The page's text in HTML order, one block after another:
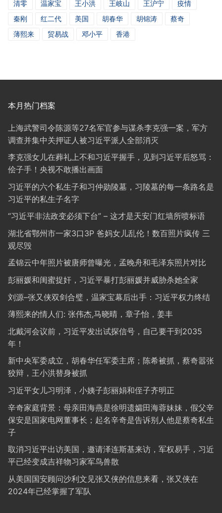
清零 温家宝 王小洪 王岐山 王沪宁
疫情
秦刚
红二代 美国 胡春华 胡锦涛
蔡奇
薄熙来
贸易战 邓小平 香港
本月热门档案
上海武警司令陈源等27名军官参与谋杀李克强一案，军方
调查并集中关押证人被习近平派人全部消灭
李克强女儿在葬礼上不和习近平握手，见到习近平后怒骂：
侩子手！央视不敢播出画面
习近平的六个私生子和习仲勋陵墓，习陵墓的每一条路名是
习近平的私生子名字
“习近平非法政变必须下台” – 这才是天安门红墙所喷标语
湖北省鄂州市一家3口3P 爸妈女儿乱伦！数百照片疯传 三
观尽毁
孟锦云中年照片被唐师曾曝光，孟晚舟和毛泽东照片对比
彭丽媛和闺蜜捉奸，习近平暴打彭丽媛并威胁杀她全家
刘源–张又侠双剑合璧，温家宝幕后出手：习近平权力终结
薄熙来的情人们: 张伟杰,马晓晴，章子怡，姜丰
北戴河会议前，习近平发出试探信号，自己要干到2035
年！
新中央军委成立，胡春华任军委主席；陈希被抓，蔡奇嚣张
狡辩，王小洪替身被抓
习近平女儿习明泽，小姨子彭丽娟和侄子齐明正
辛奇家庭背景：母亲田海燕是徐明遗孀田海蓉妹妹，假父辛
保安是国家电网董事长；起名辛奇是告诉别人他是蔡奇私生
子
取消习近平出访美国，邀请泽连斯基来访，军权易手，习近
平已经变成吉祥物习家军鸟兽散
从美国国安顾问沙利文见张又侠的信息来看，张又侠在
2024年已经掌握了军队